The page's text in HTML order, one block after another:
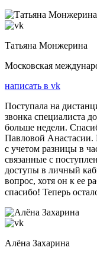
Татьяна Монжерина
Московская
написать в vk
Поступала на
звонка специалиста
больше недели.
Павловой Анастасии.
с учетом разницы в
связанные с
доступы в личный
вопрос, хотя он к ее
спасибо! Теперь
Алёна Захарина